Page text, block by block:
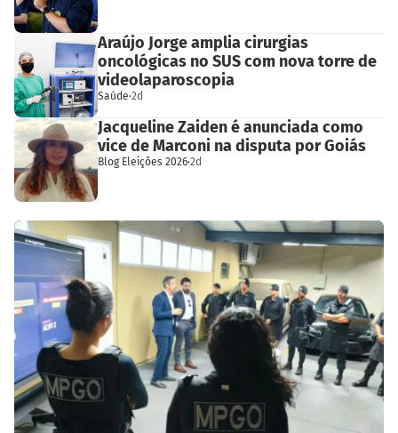
Araújo Jorge amplia cirurgias
oncológicas no SUS com nova torre de
videolaparoscopia
Saúde·2d
Jacqueline Zaiden é anunciada como
vice de Marconi na disputa por Goiás
Blog Eleições 2026·2d